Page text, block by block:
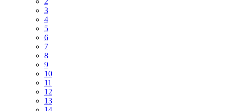
3
4
5
6
7
8
9
10
11
12
13